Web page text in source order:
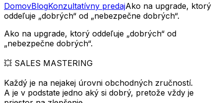
DomovBlogKonzultatívny predajAko na upgrade, ktorý
oddeľuje „dobrých“ od „nebezpečne dobrých“.
Ako na upgrade, ktorý oddeľuje „dobrých“ od
„nebezpečne dobrých“.
💥 SALES MASTERING
Každý je na nejakej úrovni obchodných zručností.
A je v podstate jedno aký si dobrý, pretože vždy je